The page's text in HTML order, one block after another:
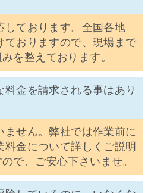
しております。全国各地
ておりますので、現場まで
を整えております。
料金を請求される事はあり
ません。弊社では作業前に
料金について詳しくご説明
で、ご安心下さいませ。